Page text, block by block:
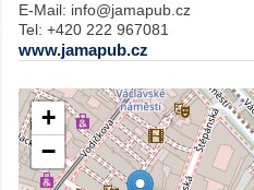
E-Mail: info@jamapub.cz
Tel: +420 222 967081
www.jamapub.cz
+
−